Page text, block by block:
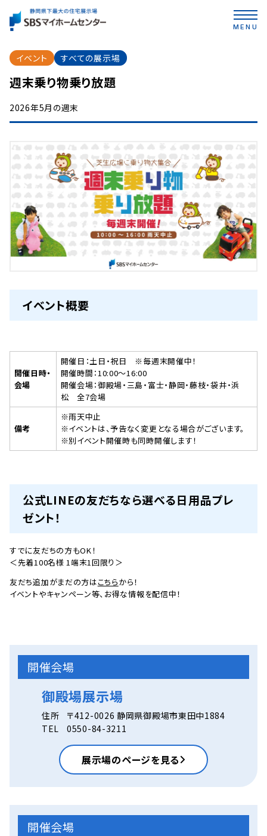
MENU
イベント すべての展示場
週末乗り物乗り放題
2026年5月の週末
イベント概要
開催日時・
会場
開催日：土日・祝日 ※毎週末開催中！
開催時間：10:00～16:00
開催会場：御殿場・三島・富士・静岡・藤枝・袋井・浜
松 全7会場
備考
※雨天中止
※イベントは、予告なく変更となる場合がございます。
※別イベント開催時も同時開催します！
公式LINEの友だちなら選べる日用品プレ
ゼント！
すでに友だちの方もOK！
＜先着100名様 1端末1回限り＞
友だち追加がまだの方はこちらから！
イベントやキャンペーン等、お得な情報を配信中！
開催会場
御殿場展示場
住所
〒412-0026 静岡県御殿場市東田中1884
TEL
0550-84-3211
展示場のページを見る
開催会場